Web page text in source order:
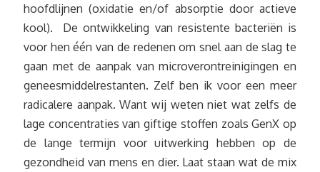
hoofdlijnen (oxidatie en/of absorptie door actieve
kool). De ontwikkeling van resistente bacteriën is
voor hen één van de redenen om snel aan de slag te
gaan met de aanpak van microverontreinigingen en
geneesmiddelrestanten. Zelf ben ik voor een meer
radicalere aanpak. Want wij weten niet wat zelfs de
lage concentraties van giftige stoffen zoals GenX op
de lange termijn voor uitwerking hebben op de
gezondheid van mens en dier. Laat staan wat de mix